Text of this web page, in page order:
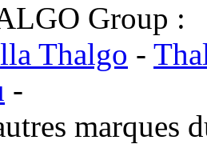
Group :
Thalgo -
-
marques